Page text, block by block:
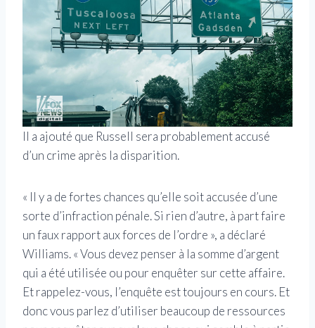
Il a ajouté que Russell sera probablement accusé
d’un crime après la disparition.
« Il y a de fortes chances qu’elle soit accusée d’une
sorte d’infraction pénale. Si rien d’autre, à part faire
un faux rapport aux forces de l’ordre », a déclaré
Williams. « Vous devez penser à la somme d’argent
qui a été utilisée ou pour enquêter sur cette affaire.
Et rappelez-vous, l’enquête est toujours en cours. Et
donc vous parlez d’utiliser beaucoup de ressources